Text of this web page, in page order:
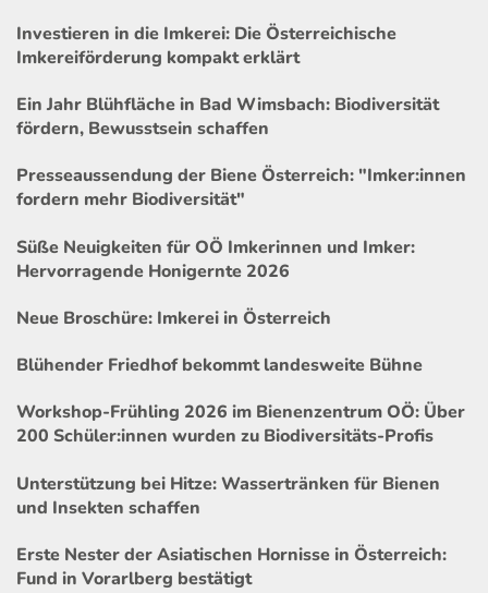
Investieren in die Imkerei: Die Österreichische
Imkereiförderung kompakt erklärt
Ein Jahr Blühfläche in Bad Wimsbach: Biodiversität
fördern, Bewusstsein schaffen
Presseaussendung der Biene Österreich: "Imker:innen
fordern mehr Biodiversität"
Süße Neuigkeiten für OÖ Imkerinnen und Imker:
Hervorragende Honigernte 2026
Neue Broschüre: Imkerei in Österreich
Blühender Friedhof bekommt landesweite Bühne
Workshop-Frühling 2026 im Bienenzentrum OÖ: Über
200 Schüler:innen wurden zu Biodiversitäts-Profis
Unterstützung bei Hitze: Wassertränken für Bienen
und Insekten schaffen
Erste Nester der Asiatischen Hornisse in Österreich:
Fund in Vorarlberg bestätigt